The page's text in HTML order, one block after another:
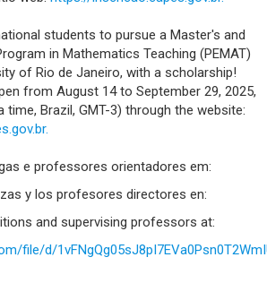
students to pursue a Master's and
in Mathematics Teaching (PEMAT)
of Rio de Janeiro, with a scholarship!
from August 14 to September 29, 2025,
time, Brazil, GMT-3) through the website:
e professores orientadores em:
y los profesores directores en:
and supervising professors at:
file/d/